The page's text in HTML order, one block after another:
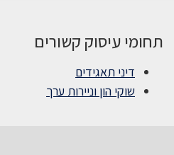
תחומי עיסוק קשורים
דיני תאגידים
שוקי הון וניירות ערך